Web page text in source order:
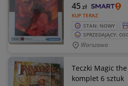
KUP TERAZ
45zł
STAN: NOWY
SPRZEDAJĄCY:
Warszawa
Teczki Magic
komplet 6 sztuk